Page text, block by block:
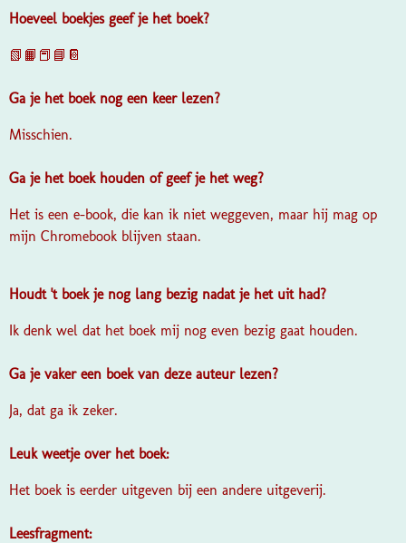
Hoeveel boekjes geef je het boek?
📗📙📕📘📔
Ga je het boek nog een keer lezen?
Misschien.
Ga je het boek houden of geef je het weg?
Het is een e-book, die kan ik niet weggeven, maar hij mag op
mijn Chromebook blijven staan.
Houdt 't boek je nog lang bezig nadat je het uit had?
Ik denk wel dat het boek mij nog even bezig gaat houden.
Ga je vaker een boek van deze auteur lezen?
Ja, dat ga ik zeker.
Leuk weetje over het boek:
Het boek is eerder uitgeven bij een andere uitgeverij.
Leesfragment: